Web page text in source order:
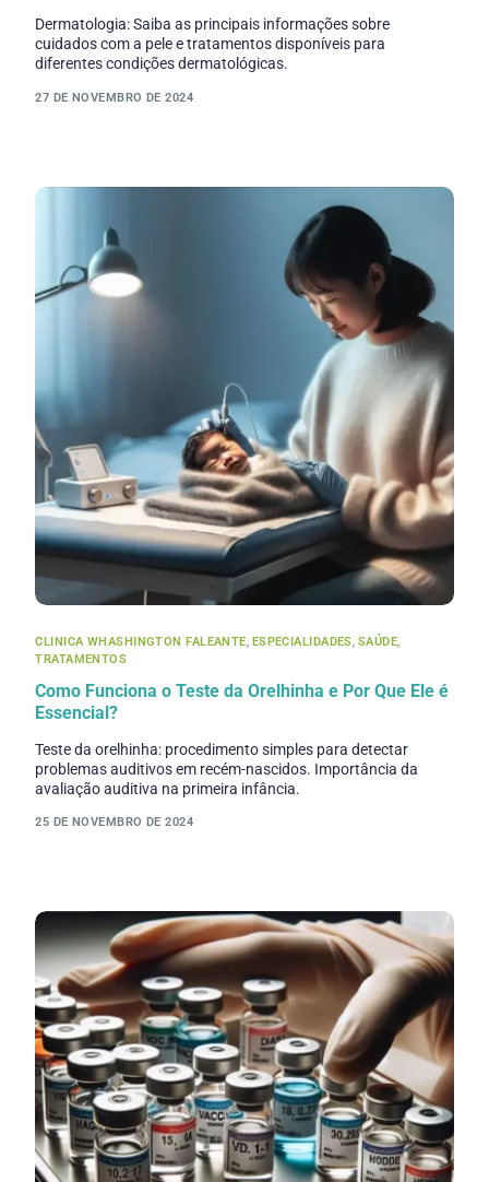
Dermatologia: Saiba as principais informações sobre
cuidados com a pele e tratamentos disponíveis para
diferentes condições dermatológicas.
27 DE NOVEMBRO DE 2024
CLINICA WHASHINGTON FALEANTE, ESPECIALIDADES, SAÚDE,
TRATAMENTOS
Como Funciona o Teste da Orelhinha e Por Que Ele é
Essencial?
Teste da orelhinha: procedimento simples para detectar
problemas auditivos em recém-nascidos. Importância da
avaliação auditiva na primeira infância.
25 DE NOVEMBRO DE 2024